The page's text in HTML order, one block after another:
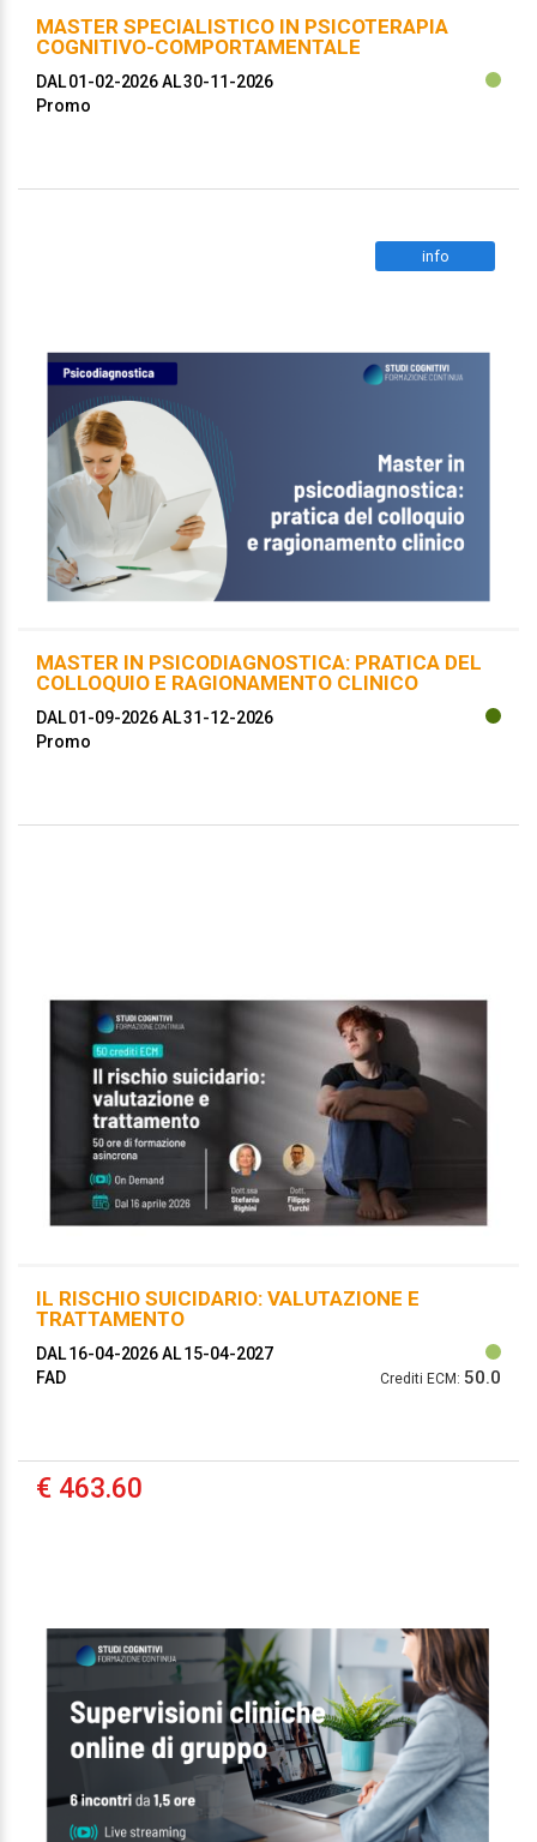
MASTER SPECIALISTICO IN PSICOTERAPIA
COGNITIVO-COMPORTAMENTALE
DAL 01-02-2026AL 30-11-2026
Promo
info
MASTER IN PSICODIAGNOSTICA: PRATICA DEL
COLLOQUIO E RAGIONAMENTO CLINICO
DAL 01-09-2026AL 31-12-2026
Promo
IL RISCHIO SUICIDARIO: VALUTAZIONE E
TRATTAMENTO
DAL 16-04-2026AL 15-04-2027
FAD
Crediti ECM: 50.0
€ 463.60